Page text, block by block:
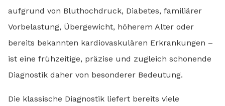
aufgrund von Bluthochdruck, Diabetes, familiärer
Vorbelastung, Übergewicht, höherem Alter oder
bereits bekannten kardiovaskulären Erkrankungen –
ist eine frühzeitige, präzise und zugleich schonende
Diagnostik daher von besonderer Bedeutung.
Die klassische Diagnostik liefert bereits viele